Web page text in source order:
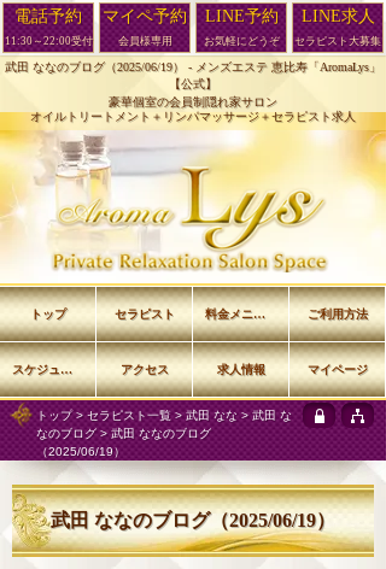
武田 ななのブログ（2025/06/19） - メンズエステ 恵比寿「AromaLys」
【公式】
豪華個室の会員制隠れ家サロン
オイルトリートメント＋リンパマッサージ＋セラピスト求人
トップ> セラピスト一覧 >武田 なな >武田 な
なのブログ> 武田 ななのブログ
（2025/06/19）
武田 ななのブログ（2025/06/19）
トップ セラピスト 料金メニュー ご利用方法
スケジュール アクセス 求人情報 マイページ
電話予約
11:30～22:00受付
マイペ予約
会員様専用
LINE予約
お気軽にどうぞ
LINE求人
セラピスト大募集